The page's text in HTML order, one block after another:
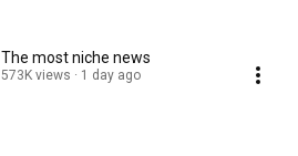
The most niche news
573K views 1 day ago